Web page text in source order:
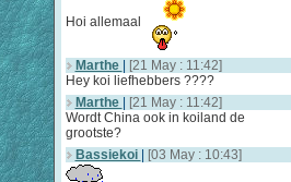
Hoi allemaal
Marthe
[21 May : 11:42]
Hey koi liefhebbers ????
Marthe
[21 May : 11:42]
Wordt China ook in koiland de
grootste?
Bassiekoi
[03 May : 10:43]